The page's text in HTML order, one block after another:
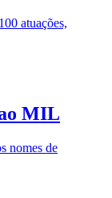
atuações,
MIL
nomes de